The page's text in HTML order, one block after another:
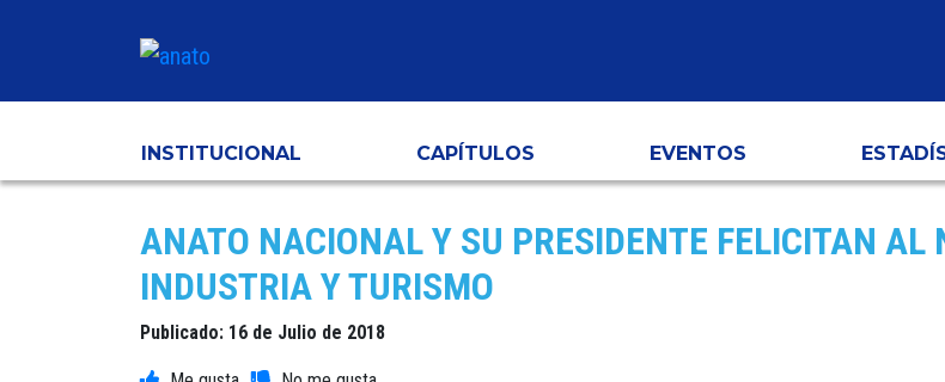
INSTITUCIONAL CAPÍTULOS EVENTOS
ANATO NACIONAL Y SU PRESIDENTE FELICITAN AL
INDUSTRIA Y TURISMO
Publicado: 16 de Julio de 2018